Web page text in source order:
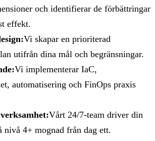
och identifierar de förbättringar
effekt.
Vi skapar en prioriterad
utifrån dina mål och begränsningar.
Vi implementerar IaC,
automatisering och FinOps praxis
Vårt 24/7-team driver din
nivå 4+ mognad från dag ett.